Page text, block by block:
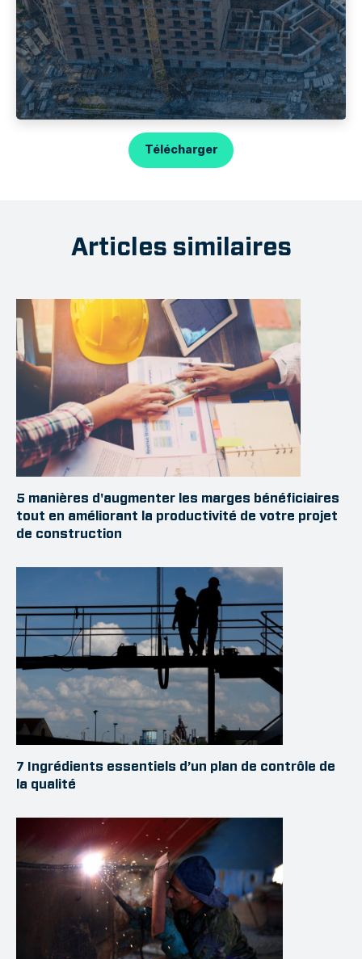
Télécharger
Articles similaires
5 manières d'augmenter les marges bénéficiaires
tout en améliorant la productivité de votre projet
de construction
7 Ingrédients essentiels d’un plan de contrôle de
la qualité